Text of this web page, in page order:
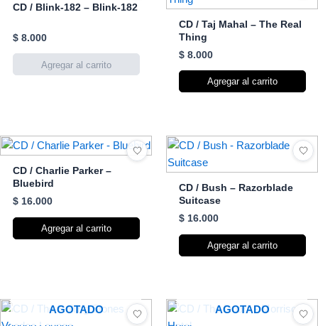
CD / Blink-182 – Blink-182
$8.000
CD / Taj Mahal – The Real
Thing
$8.000
Agregar al carrito
CD / Charlie Parker –
Bluebird
$16.000
Agregar al carrito
CD / Bush – Razorblade
Suitcase
$16.000
Agregar al carrito
AGOTADO AGOTADO